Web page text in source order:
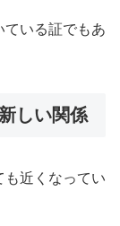
ている証でもあ
しい関係
も近くなってい